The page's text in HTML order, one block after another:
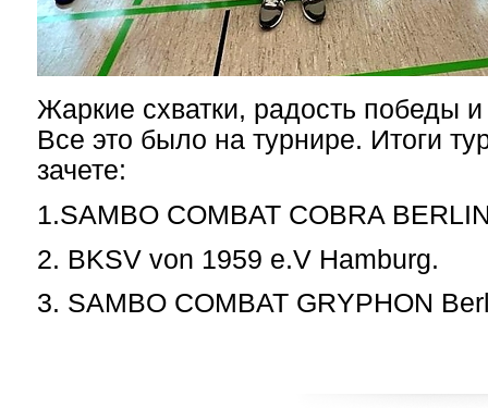
Жаркие схватки, радость победы
Все это было на турнире. Итоги
зачете:
1.SAMBO COMBAT COBRA
2. BKSV von 1959 e.V Hamburg.
3. SAMBO COMBAT GRYPHON